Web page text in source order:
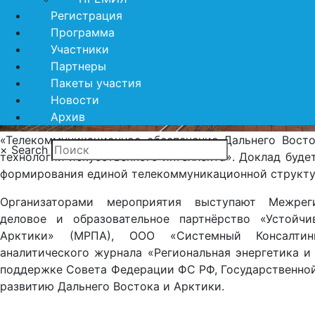
Регистрация
Программа
Участники
Партнеры
Пакеты участия
Новости
Архив
× Search
«Телекоммуникационное обеспечение Дальнего
технологий искусственного интеллекта». Доклад
формирования единой телекоммуникационной
Организаторами мероприятия выступают
деловое и образовательное партнёрство
Арктики» (МРПА), ООО «Системный
аналитического журнала «Региональная энергетика
поддержке Совета Федерации ФС РФ,
развитию Дальнего Востока и Арктики.